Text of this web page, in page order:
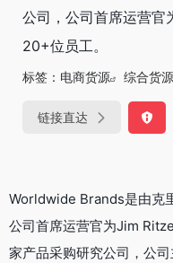
公司，公司首席运营
20+位员工。
标签： 电商货源 综合货源
链接直达
Worldwide Brands是由克
公司首席运营官为Jim
家产品采购研究公司，公